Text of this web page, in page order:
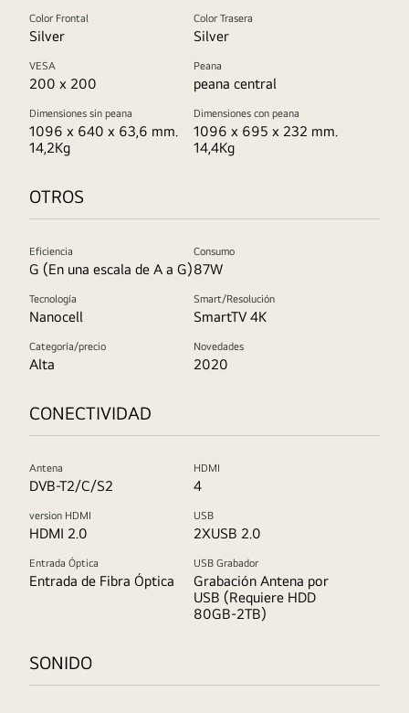
Color Frontal
Silver
Color Trasera
Silver
VESA
200 x 200
Peana
peana central
Dimensiones sin peana
1096 x 640 x 63,6 mm.
14,2Kg
Dimensiones con peana
1096 x 695 x 232 mm.
14,4Kg
OTROS
Eficiencia
G (En una escala de A a G)
Consumo
87W
Tecnología
Nanocell
Smart/Resolución
SmartTV 4K
Categoría/precio
Alta
Novedades
2020
CONECTIVIDAD
Antena
DVB-T2/C/S2
HDMI
4
version HDMI
HDMI 2.0
USB
2XUSB 2.0
Entrada Óptica
Entrada de Fibra Óptica
USB Grabador
Grabación Antena por
USB (Requiere HDD
80GB-2TB)
SONIDO